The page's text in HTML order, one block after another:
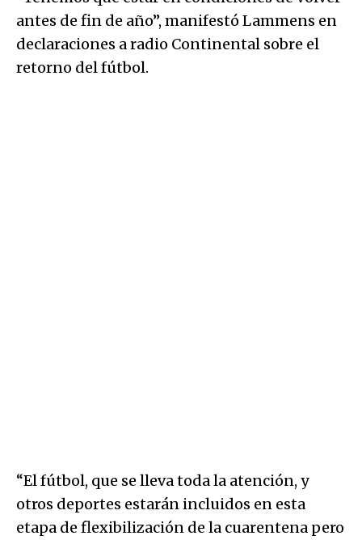
antes de fin de año”, manifestó Lammens en
declaraciones a radio Continental sobre el
retorno del fútbol.
“El fútbol, que se lleva toda la atención, y
otros deportes estarán incluidos en esta
etapa de flexibilización de la cuarentena pero